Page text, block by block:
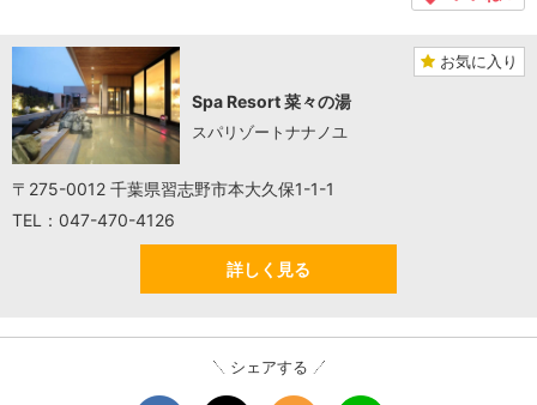
お気に入り
Spa Resort 菜々の湯
スパリゾートナナノユ
〒275-0012 千葉県習志野市本大久保1-1-1
TEL：047-470-4126
詳しく見る
シェアする